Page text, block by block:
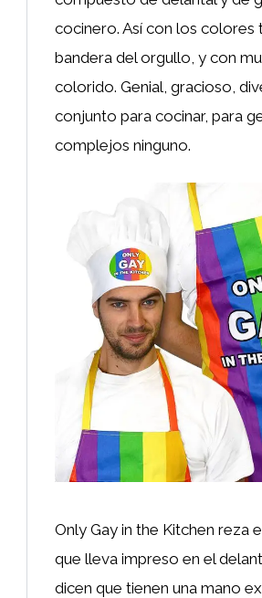
cocinero. Así con los colores
bandera del orgullo, y con
colorido. Genial, gracioso,
conjunto para cocinar, para
complejos ninguno.
Only Gay in the Kitchen reza
que lleva impreso en el
dicen que tienen una mano